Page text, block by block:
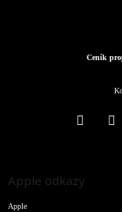
Ceník
Apple odkazy
Apple